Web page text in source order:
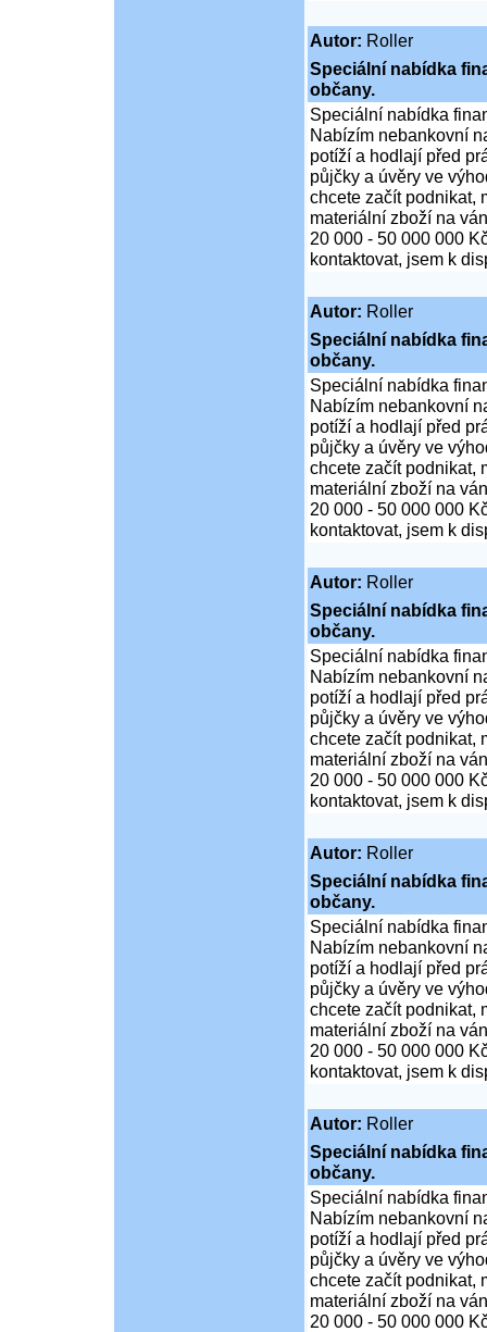
Autor: Roller
Speciální nabídka
občany.
Speciální nabídka
Nabízím nebankovní
potíží a hodlají před
půjčky a úvěry ve
chcete začít podnikat,
materiální zboží na
20 000 - 50 000 000
kontaktovat, jsem k
Autor: Roller
Speciální nabídka
občany.
Speciální nabídka
Nabízím nebankovní
potíží a hodlají před
půjčky a úvěry ve
chcete začít podnikat,
materiální zboží na
20 000 - 50 000 000
kontaktovat, jsem k
Autor: Roller
Speciální nabídka
občany.
Speciální nabídka
Nabízím nebankovní
potíží a hodlají před
půjčky a úvěry ve
chcete začít podnikat,
materiální zboží na
20 000 - 50 000 000
kontaktovat, jsem k
Autor: Roller
Speciální nabídka
občany.
Speciální nabídka
Nabízím nebankovní
potíží a hodlají před
půjčky a úvěry ve
chcete začít podnikat,
materiální zboží na
20 000 - 50 000 000
kontaktovat, jsem k
Autor: Roller
Speciální nabídka
občany.
Speciální nabídka
Nabízím nebankovní
potíží a hodlají před
půjčky a úvěry ve
chcete začít podnikat,
materiální zboží na
20 000 - 50 000 000